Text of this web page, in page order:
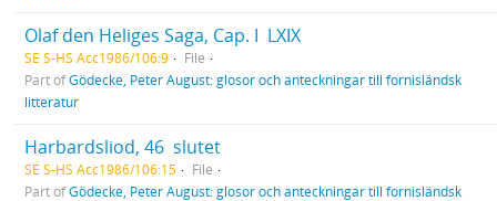
Olaf den Heliges Saga, Cap. I  LXIX
SE S-HS Acc1986/106:9
File
Part ofGödecke, Peter August: glosor och anteckningar till fornisländsk
litteratur
Harbardsliod, 46  slutet
SE S-HS Acc1986/106:15
File
Part ofGödecke, Peter August: glosor och anteckningar till fornisländsk